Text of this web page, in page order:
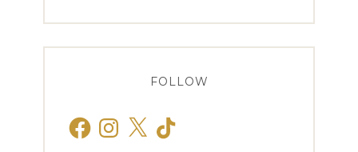
FOLLOW
FacebookInstagram
X TikTok